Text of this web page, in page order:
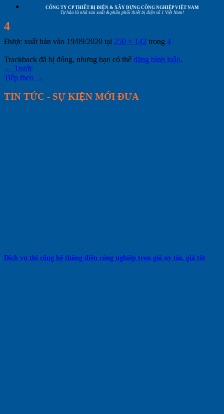
CÔNG TY CP THIẾT BỊ ĐIỆN & XÂY DỰNG CÔNG NGHIỆP VIỆT NAM
Tự hào là nhà sản xuất & phân phối thiết bị điện số 1 Việt Nam!
4
Được xuất bản vào 19/09/2020 tại 250 × 142 trong 4
Trackback đã bị đóng, nhưng bạn có thể đăng bình luận.
← Trước
Tiếp theo →
TIN TỨC - SỰ KIỆN MỚI ĐƯA
Dịch vụ thi công hệ thống điện công nghiệp trọn gói uy tín, giá tốt